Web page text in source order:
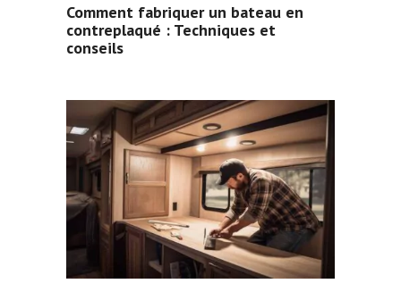
Comment fabriquer un bateau en
contreplaqué : Techniques et
conseils